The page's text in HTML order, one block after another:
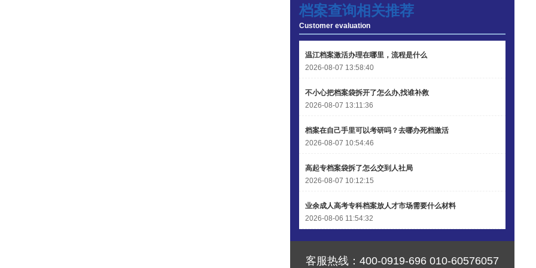
王小姐 185****2848
李先生 135****3338
档案查询相关推荐
Customer evaluation
温江档案激活办理在哪里，流程是什么
2026-08-07 13:58:40
不小心把档案袋拆开了怎么办,找谁补救
2026-08-07 13:11:36
档案在自己手里可以考研吗？去哪办死档激活
2026-08-07 10:54:46
高起专档案袋拆了怎么交到人社局
2026-08-07 10:12:15
业余成人高考专科档案放人才市场需要什么材料
2026-08-06 11:54:32
客服热线： 400-0919-696 010-60576057